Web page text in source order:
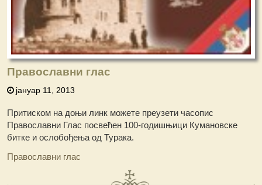
Православни глас
јануар 11, 2013
Притиском на доњи линк можете преузети часопис
Православни Глас посвећен 100-годишњици Кумановске
битке и ослобођења од Турака.
Православни глас